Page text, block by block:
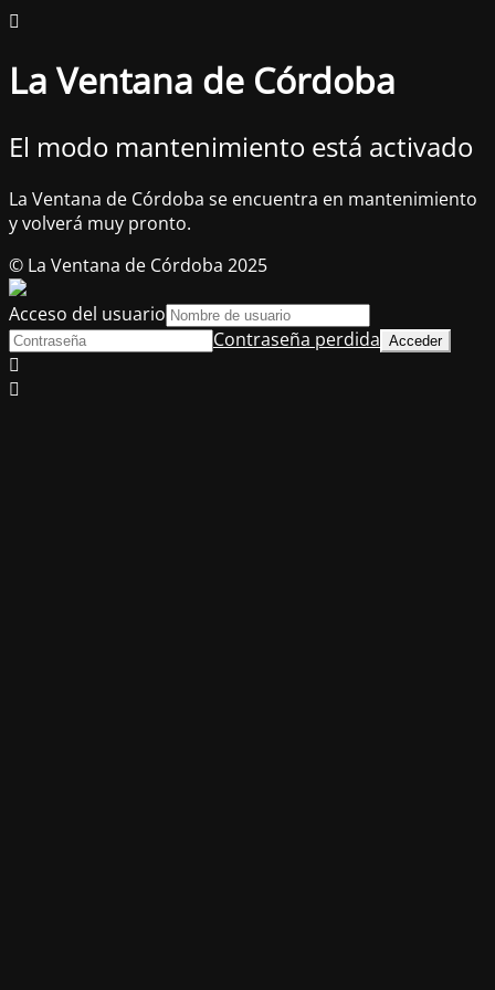
La Ventana de Córdoba
El modo mantenimiento está activado
La Ventana de Córdoba se encuentra en mantenimiento
y volverá muy pronto.
© La Ventana de Córdoba 2025
Acceso del usuario
Contraseña perdida